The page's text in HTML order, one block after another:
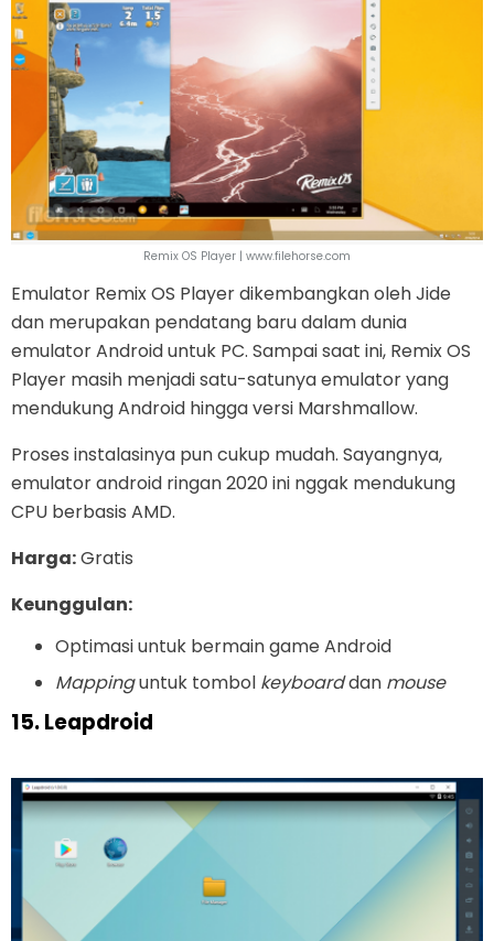
Remix OS Player | www.filehorse.com
Emulator Remix OS Player dikembangkan oleh Jide
dan merupakan pendatang baru dalam dunia
emulator Android untuk PC. Sampai saat ini, Remix OS
Player masih menjadi satu-satunya emulator yang
mendukung Android hingga versi Marshmallow.
Proses instalasinya pun cukup mudah. Sayangnya,
emulator android ringan 2020 ini nggak mendukung
CPU berbasis AMD.
Harga:Gratis
Keunggulan:
Optimasi untuk bermain game Android
Mappinguntuk tombol keyboarddan mouse
15. Leapdroid